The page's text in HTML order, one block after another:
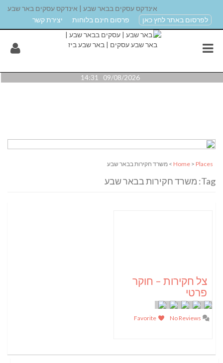
אינדקס עסקים בבאר שבע | אינדקס עסקים באר שבע
לפרסום באתר לחץ כאן
פרסום חינם בלוחות יצירת קשר
09/08/2026 14:31
Home > Places > משרד חקירות בבאר שבע
Tag: משרד חקירות בבאר שבע
צל חקירות – חוקר
פרטי